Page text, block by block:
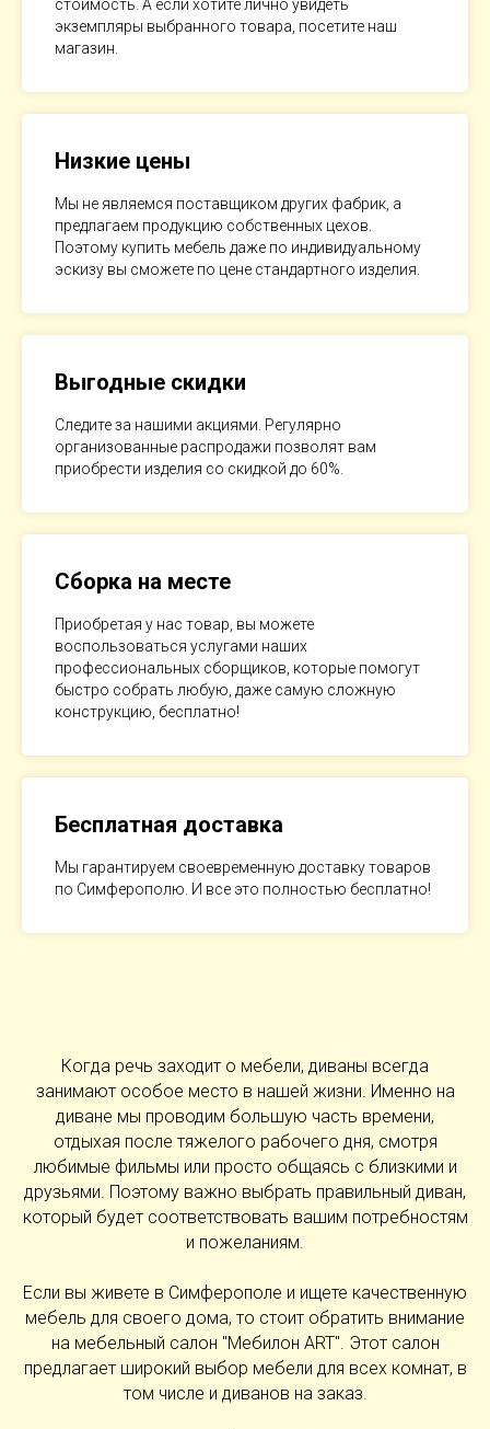
стоимость. А если хотите лично увидеть
экземпляры выбранного товара, посетите наш
магазин.
Низкие цены
Мы не являемся поставщиком других фабрик, а
предлагаем продукцию собственных цехов.
Поэтому купить мебель даже по индивидуальному
эскизу вы сможете по цене стандартного изделия.
Выгодные скидки
Следите за нашими акциями. Регулярно
организованные распродажи позволят вам
приобрести изделия со скидкой до 60%.
Сборка на месте
Приобретая у нас товар, вы можете
воспользоваться услугами наших
профессиональных сборщиков, которые помогут
быстро собрать любую, даже самую сложную
конструкцию, бесплатно!
Бесплатная доставка
Мы гарантируем своевременную доставку товаров
по Симферополю. И все это полностью бесплатно!
Когда речь заходит о мебели, диваны всегда
занимают особое место в нашей жизни. Именно на
диване мы проводим большую часть времени,
отдыхая после тяжелого рабочего дня, смотря
любимые фильмы или просто общаясь с близкими и
друзьями. Поэтому важно выбрать правильный диван,
который будет соответствовать вашим потребностям
и пожеланиям.
Если вы живете в Симферополе и ищете качественную
мебель для своего дома, то стоит обратить внимание
на мебельный салон "Мебилон ART". Этот салон
предлагает широкий выбор мебели для всех комнат, в
том числе и диванов на заказ.